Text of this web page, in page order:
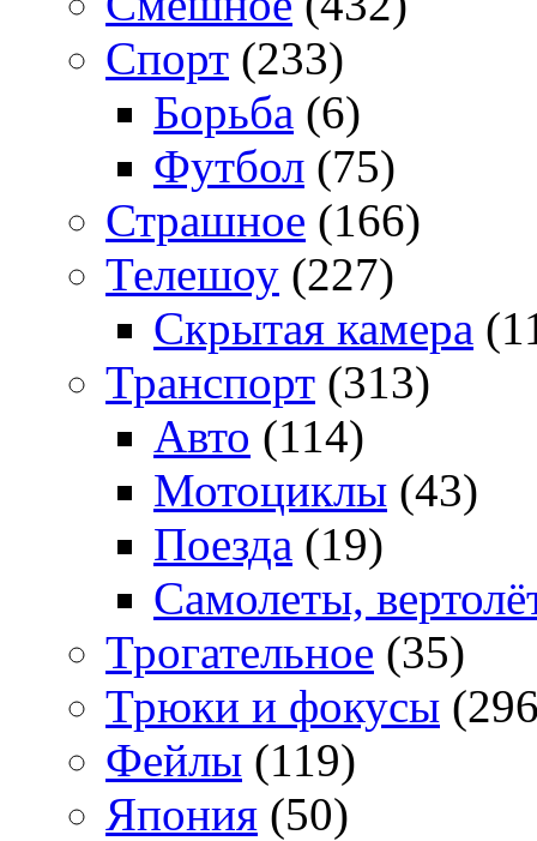
Спорт (233)
Борьба (6)
Футбол (75)
Страшное (166)
Телешоу (227)
Скрытая камера
Транспорт (313)
Авто (114)
Мотоциклы (43)
Поезда (19)
Самолеты,
Трогательное (35)
Трюки и фокусы
Фейлы (119)
Япония (50)